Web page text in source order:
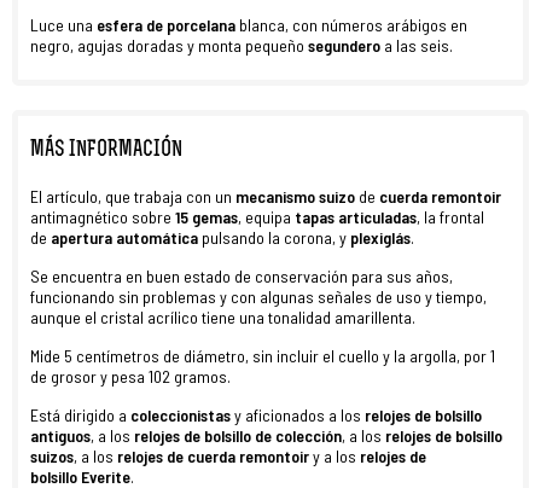
Luce una esfera de porcelana blanca, con números arábigos en
negro, agujas doradas y monta pequeño segundero a las seis.
MÁS INFORMACIÓN
El artículo, que trabaja con un mecanismo suizo de cuerda remontoir
antimagnético sobre 15 gemas, equipa tapas articuladas, la frontal
de apertura automática pulsando la corona, y plexiglás.
Se encuentra en buen estado de conservación para sus años,
funcionando sin problemas y con algunas señales de uso y tiempo,
aunque el cristal acrílico tiene una tonalidad amarillenta.
Mide 5 centímetros de diámetro, sin incluir el cuello y la argolla, por 1
de grosor y pesa 102 gramos.
Está dirigido a coleccionistasy aficionados a los relojes de bolsillo
antiguos, a los relojes de bolsillo de colección, a los relojes de bolsillo
suizos, a los relojes de cuerda remontoiry a los relojes de
bolsillo Everite.